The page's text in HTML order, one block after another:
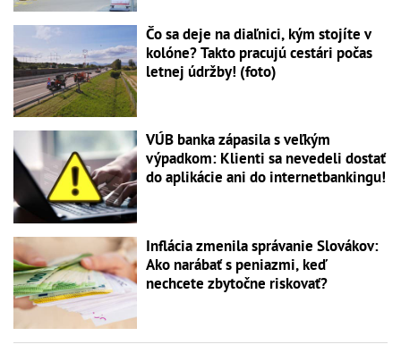
Čo sa deje na diaľnici, kým stojíte v
kolóne? Takto pracujú cestári počas
letnej údržby! (foto)
VÚB banka zápasila s veľkým
výpadkom: Klienti sa nevedeli dostať
do aplikácie ani do internetbankingu!
Inflácia zmenila správanie Slovákov:
Ako narábať s peniazmi, keď
nechcete zbytočne riskovať?